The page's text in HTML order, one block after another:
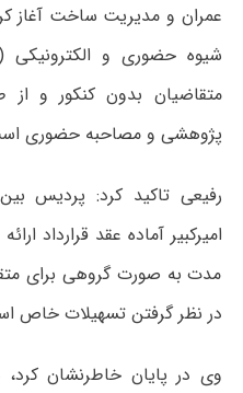
عمران و مدیریت ساخت آغاز
شیوه حضوری و
متقاضیان بدون کنکور و
پژوهشی و مصاحبه حضوری
رفیعی تاکید کرد: پردیس
امیرکبیر آماده عقد قرارداد
مدت به صورت گروهی برای
در نظر گرفتن تسهیلات خاص
وی در پایان خاطرنشان